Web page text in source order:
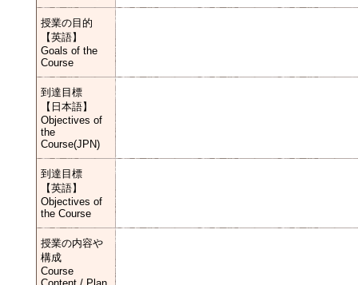
授業の目的
【英語】
Goals of the
Course
到達目標
【日本語】
Objectives of
the
Course(JPN)
到達目標
【英語】
Objectives of
the Course
授業の内容や
構成
Course